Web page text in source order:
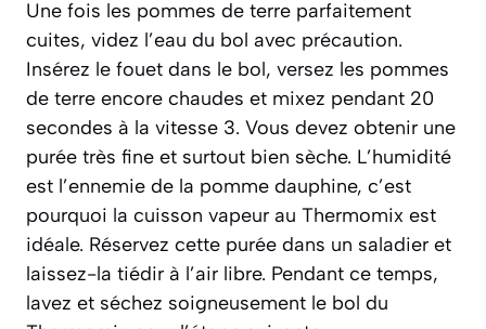
Une fois les pommes de terre parfaitement
cuites, videz l’eau du bol avec précaution.
Insérez le fouet dans le bol, versez les pommes
de terre encore chaudes et mixez pendant 20
secondes à la vitesse 3. Vous devez obtenir une
purée très fine et surtout bien sèche. L’humidité
est l’ennemie de la pomme dauphine, c’est
pourquoi la cuisson vapeur au Thermomix est
idéale. Réservez cette purée dans un saladier et
laissez-la tiédir à l’air libre. Pendant ce temps,
lavez et séchez soigneusement le bol du